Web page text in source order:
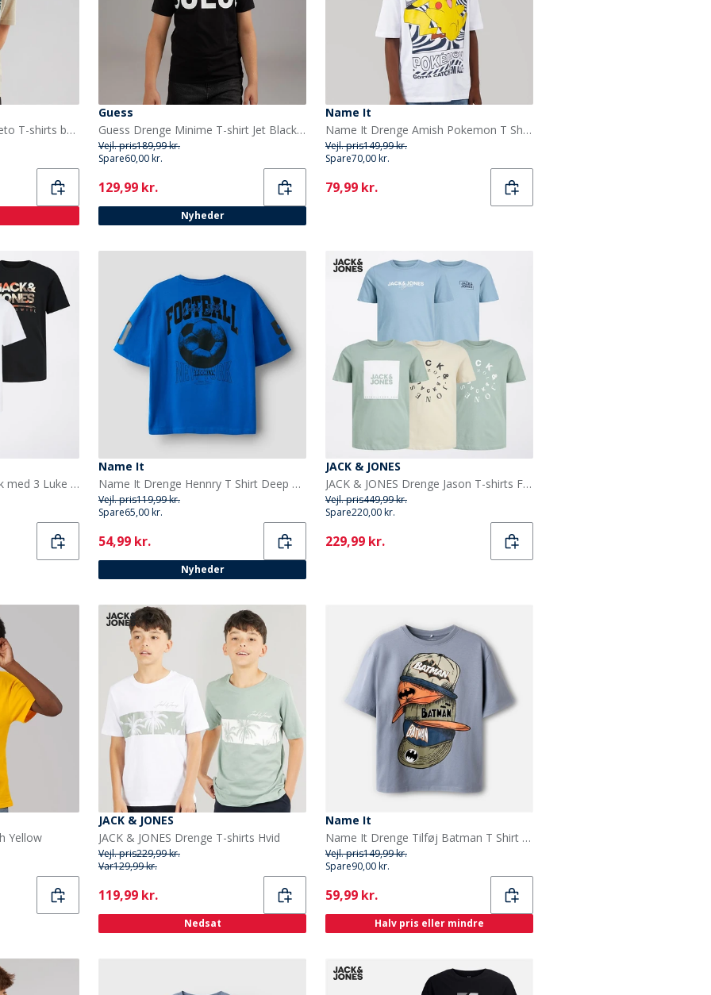
JACK & JONES Drenge Neto T-shirts beige
Guess
Guess Drenge Minime T-shirt Jet Black A996
Vejl. pris189,99 kr.
Spare60,00 kr.
Current
129,99 kr.
Nyheder
Name It
Name It Drenge Amish Pokemon T Shirt Bright White
Vejl. pris149,99 kr.
Spare70,00 kr.
Current
79,99 kr.
JACK & JONES Drengepak med 3 Luke T-shirts Sort
Name It
Name It Drenge Hennry T Shirt Deep Ultramarine
Vejl. pris119,99 kr.
Spare65,00 kr.
Current
54,99 kr.
Nyheder
JACK & JONES
JACK & JONES Drenge Jason T-shirts Flerfarvet
Vejl. pris449,99 kr.
Spare220,00 kr.
Current
229,99 kr.
Yellow
JACK & JONES
JACK & JONES Drenge T-shirts Hvid
Vejl. pris229,99 kr.
Var129,99 kr.
Current
119,99 kr.
Nedsat
Name It
Name It Drenge Tilføj Batman T Shirt Tradewinds
Vejl. pris149,99 kr.
Spare90,00 kr.
Current
59,99 kr.
Halv pris eller mindre